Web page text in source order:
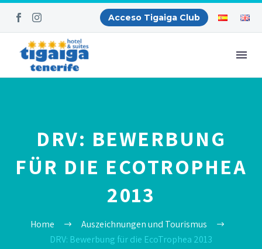
Acceso Tigaiga Club
DRV: BEWERBUNG
FÜR DIE ECOTROPHEA
2013
Home
Auszeichnungen und Tourismus
DRV: Bewerbung für die EcoTrophea 2013